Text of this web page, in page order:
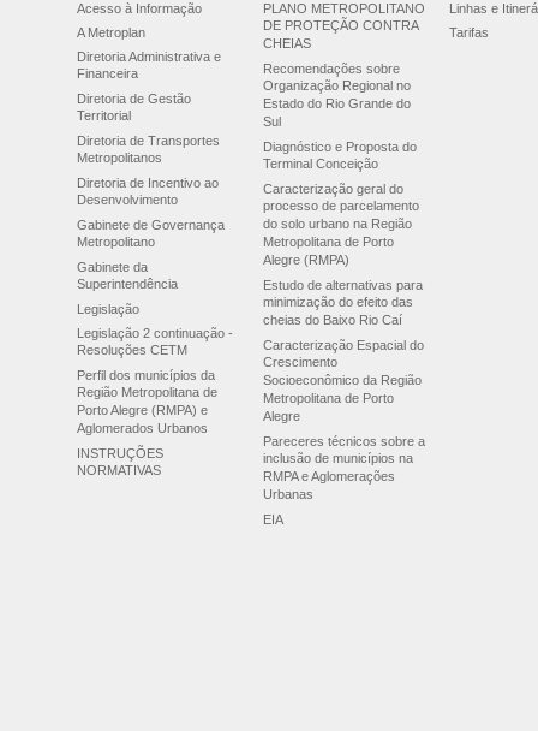
Acesso à Informação
A Metroplan
Diretoria Administrativa e
Financeira
Diretoria de Gestão
Territorial
Diretoria de Transportes
Metropolitanos
Diretoria de Incentivo ao
Desenvolvimento
Gabinete de Governança
Metropolitano
Gabinete da
Superintendência
Legislação
Legislação 2 continuação -
Resoluções CETM
Perfil dos municípios da
Região Metropolitana de
Porto Alegre (RMPA) e
Aglomerados Urbanos
INSTRUÇÕES
NORMATIVAS
PLANO METROPOLITANO
DE PROTEÇÃO CONTRA
CHEIAS
Recomendações sobre
Organização Regional no
Estado do Rio Grande do
Sul
Diagnóstico e Proposta do
Terminal Conceição
Caracterização geral do
processo de parcelamento
do solo urbano na Região
Metropolitana de Porto
Alegre (RMPA)
Estudo de alternativas para
minimização do efeito das
cheias do Baixo Rio Caí
Caracterização Espacial do
Crescimento
Socioeconômico da Região
Metropolitana de Porto
Alegre
Pareceres técnicos sobre a
inclusão de municípios na
RMPA e Aglomerações
Urbanas
EIA
Linhas e
Tarifas